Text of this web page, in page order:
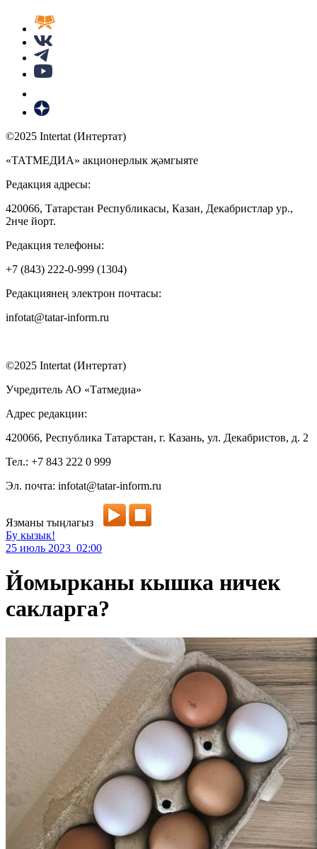
©2025 Intertat (Интертат)
«ТАТМЕДИА» акционерлык җәмгыяте
Редакция адресы:
420066, Татарстан Республикасы, Казан, Декабристлар ур.,
2нче йорт.
Редакция телефоны:
+7 (843) 222-0-999 (1304)
Редакциянең электрон почтасы:
infotat@tatar-inform.ru
©2025 Intertat (Интертат)
Учредитель АО «Татмедиа»
Адрес редакции:
420066, Республика Татарстан, г. Казань, ул. Декабристов, д. 2
Тел.: +7 843 222 0 999
Эл. почта: infotat@tatar-inform.ru
Язманы тыңлагыз
Бу кызык!
25 июль 2023 02:00
Йомырканы кышка ничек
сакларга?